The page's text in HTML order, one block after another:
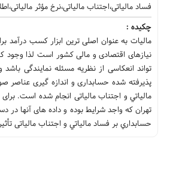
فساد مالیاتی،اجتناب مالیاتی،نرخ مؤثر
چکیده :
مالیات به عنوان اصلی ترین ابزار کسب درآمد
نیازهای اقتصادی و مالی کشور است لذا وجود
تواند انعکاسی از نظریه مسئله نمایندگی
پذیرفته شده حسابداری و اندازه گیری
حسابداري بر فساد مالياتي و اجتناب مالیاتی